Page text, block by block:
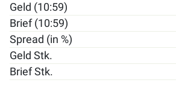
Geld (10:59)
Brief (10:59)
Spread (in %)
Geld Stk.
Brief Stk.